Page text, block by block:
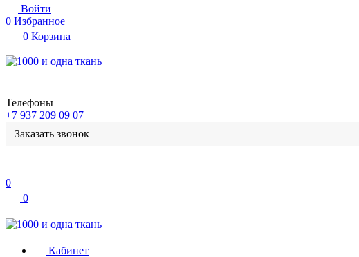
Войти
0 Избранное
0 Корзина
Телефоны
+7 937 209 09 07
Заказать звонок
0
0
Кабинет